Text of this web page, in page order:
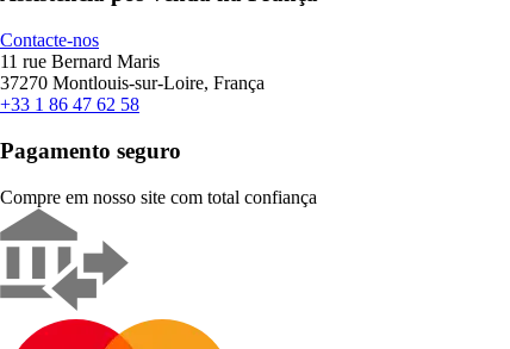
Contacte-nos
11 rue Bernard Maris
37270 Montlouis-sur-Loire, França
+33 1 86 47 62 58
Pagamento seguro
Compre em nosso site com total confiança